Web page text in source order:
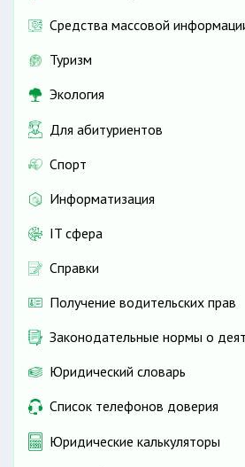
Средства массовой
Туризм
Экология
Для абитуриентов
Спорт
Информатизация
IT сфера
Справки
Получение водительских прав
Законодательные нормы о
Юридический словарь
Список телефонов доверия
Юридические калькуляторы